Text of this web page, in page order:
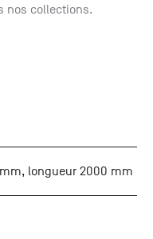
nos collections.
longueur 2000 mm